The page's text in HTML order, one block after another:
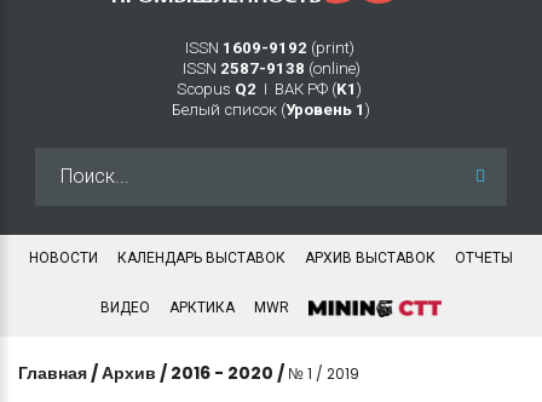
ISSN 1609-9192 (print)
ISSN 2587-9138 (online)
Scopus Q2 Ι ВАК РФ (K1 )
Белый список (Уровень 1 )
НОВОСТИ КАЛЕНДАРЬ ВЫСТАВОК АРХИВ ВЫСТАВОК ОТЧЕТЫ
ВИДЕО АРКТИКА MWR
Главная /Архив / 2016 - 2020 / № 1 / 2019